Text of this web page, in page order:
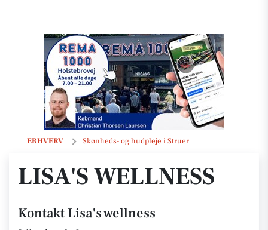
ERHVERV Skønheds- og hudpleje i Struer
Lisa's wellness
LISA'S WELLNESS
Kontakt Lisa's wellness